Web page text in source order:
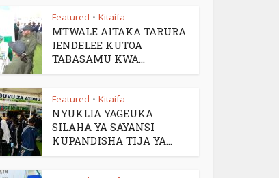
Featured • Kitaifa
MTWALE AITAKA TARURA
IENDELEE KUTOA
TABASAMU KWA...
Featured • Kitaifa
NYUKLIA YAGEUKA
SILAHA YA SAYANSI
KUPANDISHA TIJA YA...